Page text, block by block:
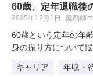
60歳、定年退職後
2025年12月1日 薬剤師
60歳という定年の年
身の振り方について
キャリア
年収・